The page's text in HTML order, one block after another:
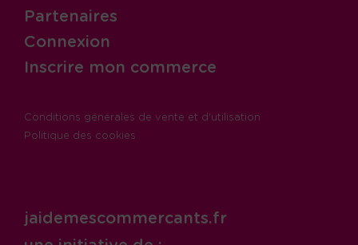
Partenaires
Connexion
Inscrire mon commerce
Conditions générales de vente et d'utilisation
Politique des cookies
jaidemescommercants.fr